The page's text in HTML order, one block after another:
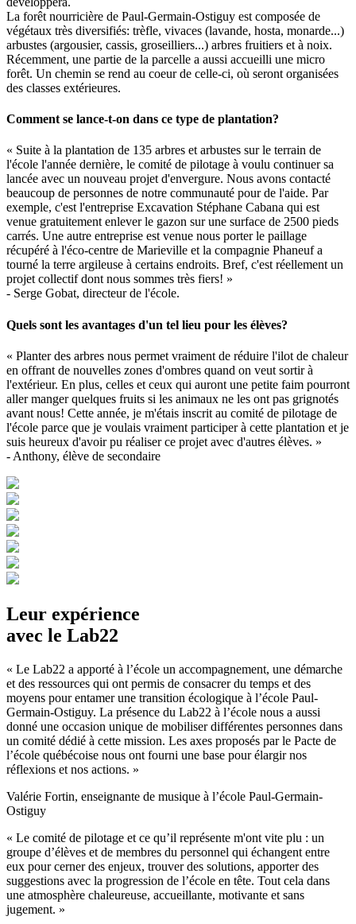
La forêt nourricière de Paul-Germain-Ostiguy est composée de
végétaux très diversifiés: trèfle, vivaces (lavande, hosta, monarde...)
arbustes (argousier, cassis, groseilliers...) arbres fruitiers et à noix.
Récemment, une partie de la parcelle a aussi accueilli une micro
forêt. Un chemin se rend au coeur de celle-ci, où seront organisées
des classes extérieures.
Comment se lance-t-on dans ce type de plantation?
« Suite à la plantation de 135 arbres et arbustes sur le terrain de
l'école l'année dernière, le comité de pilotage à voulu continuer sa
lancée avec un nouveau projet d'envergure. Nous avons contacté
beaucoup de personnes de notre communauté pour de l'aide. Par
exemple, c'est l'entreprise Excavation Stéphane Cabana qui est
venue gratuitement enlever le gazon sur une surface de 2500 pieds
carrés. Une autre entreprise est venue nous porter le paillage
récupéré à l'éco-centre de Marieville et la compagnie Phaneuf a
tourné la terre argileuse à certains endroits. Bref, c'est réellement un
projet collectif dont nous sommes très fiers! »
- Serge Gobat, directeur de l'école.
Quels sont les avantages d'un tel lieu pour les élèves?
« Planter des arbres nous permet vraiment de réduire l'ilot de chaleur
en offrant de nouvelles zones d'ombres quand on veut sortir à
l'extérieur. En plus, celles et ceux qui auront une petite faim pourront
aller manger quelques fruits si les animaux ne les ont pas grignotés
avant nous! Cette année, je m'étais inscrit au comité de pilotage de
l'école parce que je voulais vraiment participer à cette plantation et je
suis heureux d'avoir pu réaliser ce projet avec d'autres élèves. »
- Anthony, élève de secondaire
Leur expérience
avec le Lab22
« Le Lab22 a apporté à l’école un accompagnement, une démarche
et des ressources qui ont permis de consacrer du temps et des
moyens pour entamer une transition écologique à l’école Paul-
Germain-Ostiguy. La présence du Lab22 à l’école nous a aussi
donné une occasion unique de mobiliser différentes personnes dans
un comité dédié à cette mission. Les axes proposés par le Pacte de
l’école québécoise nous ont fourni une base pour élargir nos
réflexions et nos actions. »
Valérie Fortin, enseignante de musique à l’école Paul-Germain-
Ostiguy
« Le comité de pilotage et ce qu’il représente m'ont vite plu : un
groupe d’élèves et de membres du personnel qui échangent entre
eux pour cerner des enjeux, trouver des solutions, apporter des
suggestions avec la progression de l’école en tête. Tout cela dans
une atmosphère chaleureuse, accueillante, motivante et sans
jugement. »